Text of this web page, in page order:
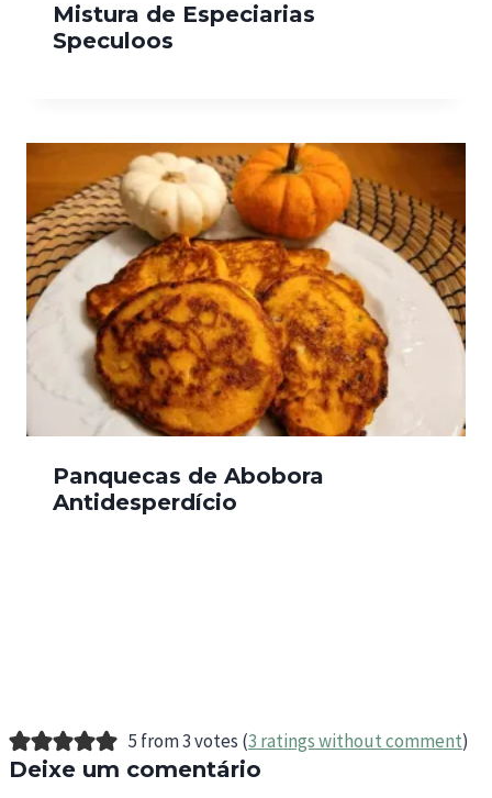
Mistura de Especiarias
Speculoos
Panquecas de Abobora
Antidesperdício
5 from 3 votes (3 ratings without comment)
Deixe um comentário